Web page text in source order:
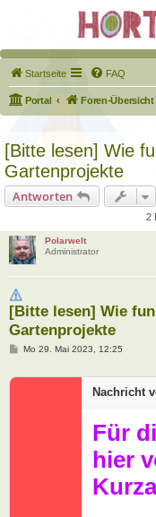
Startseite FAQ
Portal Foren-Übersicht
[Bitte lesen] Wie
Gartenprojekte
Antworten
2
Polarwelt
Administrator
[Bitte lesen] Wie
Gartenprojekte
B
t
Mo 29. Mai 2023, 12:25
Nachricht
Für
hier